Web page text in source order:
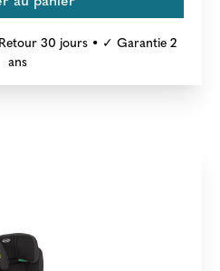
30 jours • ✓ Garantie 2
ans